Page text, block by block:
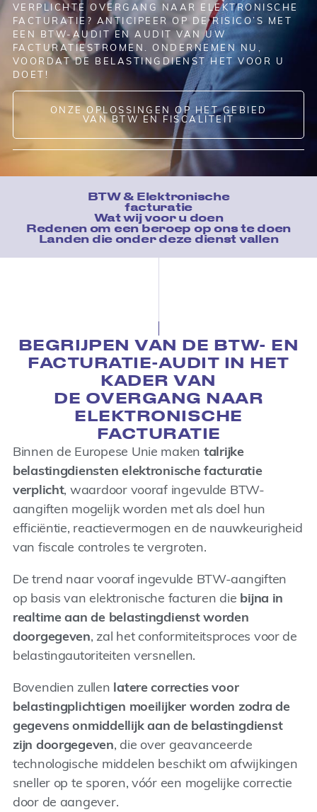
VERPLICHTE OVERGANG NAAR ELEKTRONISCHE
FACTURATIE? ANTICIPEER OP DE RISICO’S MET
EEN BTW-AUDIT EN AUDIT VAN UW
FACTURATIESTROMEN. ONDERNEMEN NU,
VOORDAT DE BELASTINGDIENST HET VOOR U
DOET!
ONZE OPLOSSINGEN OP HET GEBIED
VAN BTW EN FISCALITEIT
BTW & Elektronische
facturatie
Wat wij voor u doen
Redenen om een beroep op ons te doen
Landen die onder deze dienst vallen
BEGRIJPEN VAN DE BTW- EN
FACTURATIE-AUDIT IN HET
KADER VAN
DE OVERGANG NAAR
ELEKTRONISCHE
FACTURATIE
Binnen de Europese Unie maken talrijke
belastingdiensten elektronische facturatie
verplicht, waardoor vooraf ingevulde BTW-
aangiften mogelijk worden met als doel hun
efficiëntie, reactievermogen en de nauwkeurigheid
van fiscale controles te vergroten.
De trend naar vooraf ingevulde BTW-aangiften
op basis van elektronische facturen die bijna in
realtime aan de belastingdienst worden
doorgegeven, zal het conformiteitsproces voor de
belastingautoriteiten versnellen.
Bovendien zullen latere correcties voor
belastingplichtigen moeilijker worden zodra de
gegevens onmiddellijk aan de belastingdienst
zijn doorgegeven, die over geavanceerde
technologische middelen beschikt om afwijkingen
sneller op te sporen, vóór een mogelijke correctie
door de aangever.